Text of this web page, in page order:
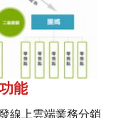
能
線上雲端業務分銷